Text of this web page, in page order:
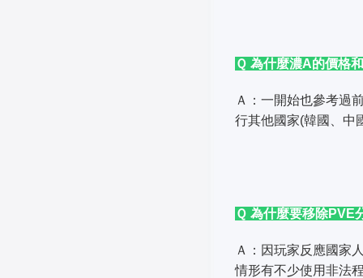
Ｑ 為什麼濃A的價格
Ａ：一開始也參考過
行其他國家(韓國、中
Ｑ 為什麼要移除PVE
Ａ：因玩家反應國家
情形有不少使用非法